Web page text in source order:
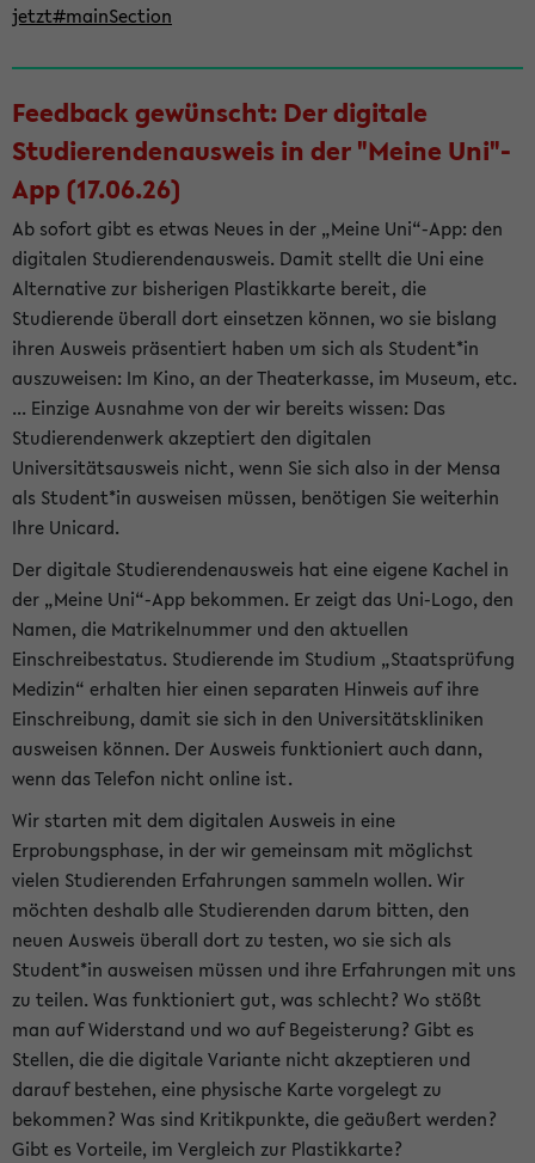
jetzt#mainSection
Feedback gewünscht: Der digitale
Studierendenausweis in der "Meine Uni"-
App (17.06.26)
Ab sofort gibt es etwas Neues in der „Meine Uni“-App: den
digitalen Studierendenausweis. Damit stellt die Uni eine
Alternative zur bisherigen Plastikkarte bereit, die
Studierende überall dort einsetzen können, wo sie bislang
ihren Ausweis präsentiert haben um sich als Student*in
auszuweisen: Im Kino, an der Theaterkasse, im Museum, etc.
... Einzige Ausnahme von der wir bereits wissen: Das
Studierendenwerk akzeptiert den digitalen
Universitätsausweis nicht, wenn Sie sich also in der Mensa
als Student*in ausweisen müssen, benötigen Sie weiterhin
Ihre Unicard.
Der digitale Studierendenausweis hat eine eigene Kachel in
der „Meine Uni“-App bekommen. Er zeigt das Uni-Logo, den
Namen, die Matrikelnummer und den aktuellen
Einschreibestatus. Studierende im Studium „Staatsprüfung
Medizin“ erhalten hier einen separaten Hinweis auf ihre
Einschreibung, damit sie sich in den Universitätskliniken
ausweisen können. Der Ausweis funktioniert auch dann,
wenn das Telefon nicht online ist.
Wir starten mit dem digitalen Ausweis in eine
Erprobungsphase, in der wir gemeinsam mit möglichst
vielen Studierenden Erfahrungen sammeln wollen. Wir
möchten deshalb alle Studierenden darum bitten, den
neuen Ausweis überall dort zu testen, wo sie sich als
Student*in ausweisen müssen und ihre Erfahrungen mit uns
zu teilen. Was funktioniert gut, was schlecht? Wo stößt
man auf Widerstand und wo auf Begeisterung? Gibt es
Stellen, die die digitale Variante nicht akzeptieren und
darauf bestehen, eine physische Karte vorgelegt zu
bekommen? Was sind Kritikpunkte, die geäußert werden?
Gibt es Vorteile, im Vergleich zur Plastikkarte?